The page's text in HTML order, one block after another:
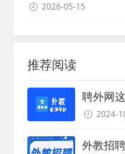
2026-05-15
推荐阅读
聘外网
2024-
外教招